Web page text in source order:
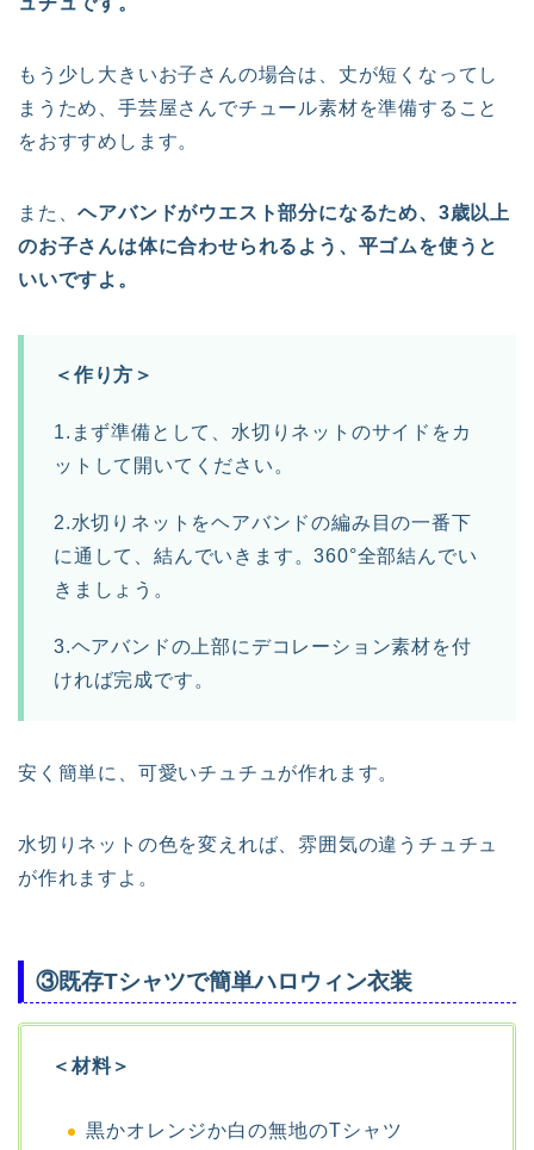
もう少し大きいお子さんの場合は、丈が短くなってし
まうため、手芸屋さんでチュール素材を準備すること
をおすすめします。
また、ヘアバンドがウエスト部分になるため、3歳以上
のお子さんは体に合わせられるよう、平ゴムを使うと
いいですよ。
＜作り方＞
1.まず準備として、水切りネットのサイドをカ
ットして開いてください。
2.水切りネットをヘアバンドの編み目の一番下
に通して、結んでいきます。360°全部結んでい
きましょう。
3.ヘアバンドの上部にデコレーション素材を付
ければ完成です。
安く簡単に、可愛いチュチュが作れます。
水切りネットの色を変えれば、雰囲気の違うチュチュ
が作れますよ。
③既存Tシャツで簡単ハロウィン衣装
＜材料＞
黒かオレンジか白の無地のTシャツ